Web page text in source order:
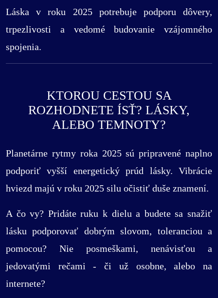
Láska v roku 2025 potrebuje podporu dôvery,
trpezlivosti a vedomé budovanie vzájomného
spojenia.
KTOROU CESTOU SA
ROZHODNETE ÍSŤ? LÁSKY,
ALEBO TEMNOTY?
Planetárne rytmy roka 2025 sú pripravené naplno
podporiť vyšší energetický prúd lásky. Vibrácie
hviezd majú v roku 2025 silu očistiť duše znamení.
A čo vy? Pridáte ruku k dielu a budete sa snažiť
lásku podporovať dobrým slovom, toleranciou a
pomocou? Nie posmeškami, nenávisťou a
jedovatými rečami - či už osobne, alebo na
internete?